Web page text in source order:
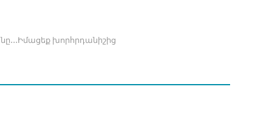
խորհրդանիշից